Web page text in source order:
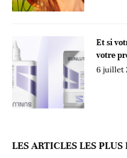
Et si
votre
6 juillet
LES ARTICLES LES PLUS